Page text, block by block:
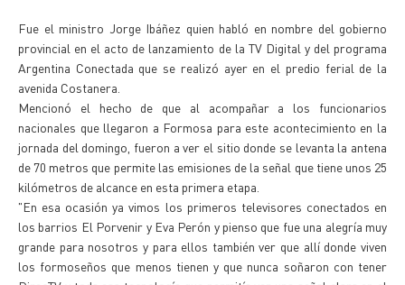
Fue el ministro Jorge Ibáñez quien habló en nombre del gobierno
provincial en el acto de lanzamiento de la TV Digital y del programa
Argentina Conectada que se realizó ayer en el predio ferial de la
avenida Costanera.
Mencionó el hecho de que al acompañar a los funcionarios
nacionales que llegaron a Formosa para este acontecimiento en la
jornada del domingo, fueron a ver el sitio donde se levanta la antena
de 70 metros que permite las emisiones de la señal que tiene unos 25
kilómetros de alcance en esta primera etapa.
"En esa ocasión ya vimos los primeros televisores conectados en
los barrios El Porvenir y Eva Perón y pienso que fue una alegría muy
grande para nosotros y para ellos también ver que allí donde viven
los formoseños que menos tienen y que nunca soñaron con tener